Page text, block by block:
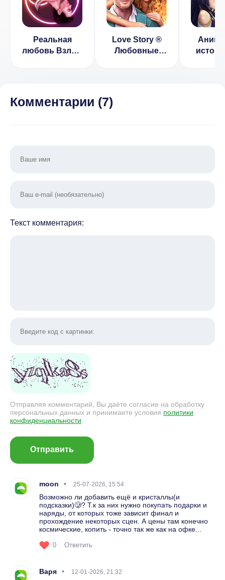
Реальная
любовь Взлом
Love Story ®
Любовные
Аниме
Комментарии (7)
Текст комментария:
Отправляя комментарий, Вы даёте согласие на обработку
персональных данных и принимаете условия политики
конфиденциальности.
Отправить
moon 25-07-2026, 15:54
Возможно ли добавить ещё и кристаллы(и
подсказки)🥲? Т.к за них нужно покупать подарки и
наряды, от которых тоже зависит финал и
прохождение некоторых сцен. А цены там конечно
космические, копить - точно так же как на офке...
0 Ответить
Варя 12-01-2026, 21:32